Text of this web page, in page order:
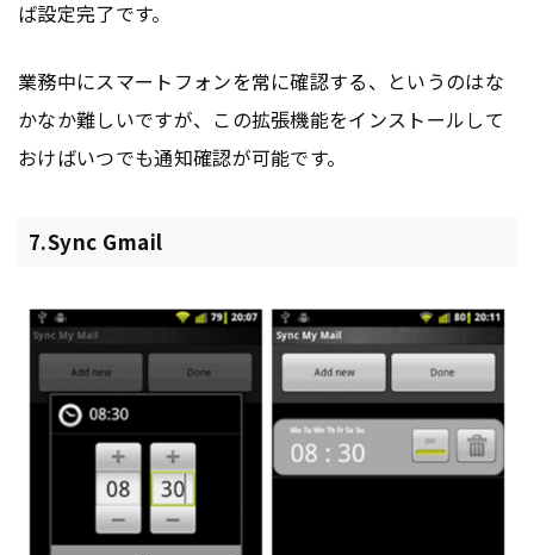
ば設定完了です。
業務中にスマートフォンを常に確認する、というのはな
かなか難しいですが、この拡張機能をインストールして
おけばいつでも通知確認が可能です。
7.Sync Gmail